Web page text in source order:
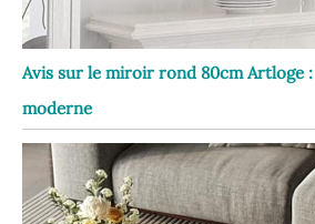
Avis sur le miroir rond 80cm Artloge
moderne